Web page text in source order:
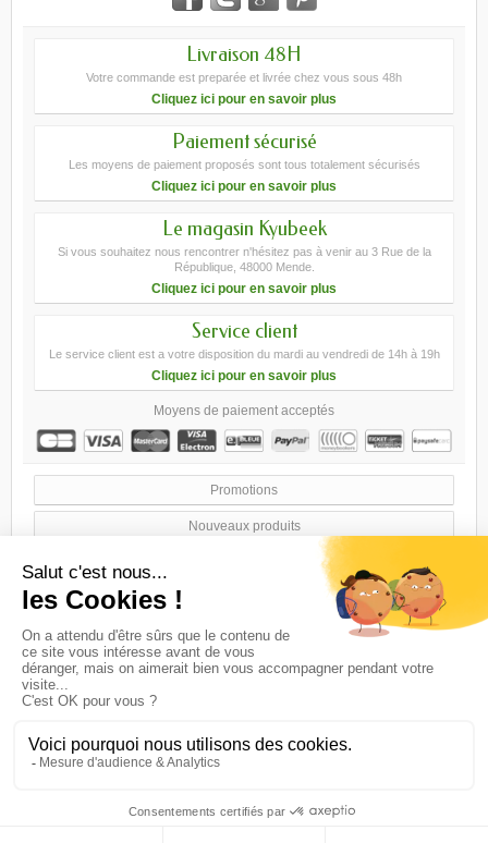
Livraison 48H
Votre commande est preparée et livrée chez vous sous 48h
Cliquez ici pour en savoir plus
Paiement sécurisé
Les moyens de paiement proposés sont tous totalement sécurisés
Cliquez ici pour en savoir plus
Le magasin Kyubeek
Si vous souhaitez nous rencontrer n'hésitez pas à venir au 3 Rue de la
République, 48000 Mende.
Cliquez ici pour en savoir plus
Service client
Le service client est a votre disposition du mardi au vendredi de 14h à 19h
Cliquez ici pour en savoir plus
Moyens de paiement acceptés
Promotions
Nouveaux produits
Contactez-nous
Conditions générales de ventes
sitemap